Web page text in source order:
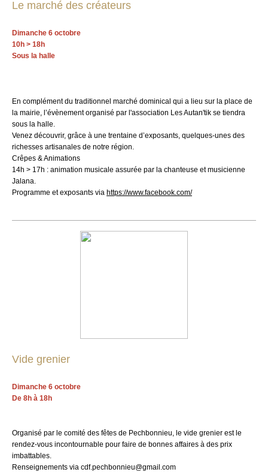
Le marché des créateurs
Dimanche 6 octobre
10h > 18h
Sous la halle
En complément du traditionnel marché dominical qui a lieu sur la place de
la mairie, l’évènement organisé par l'association Les Autan'tik se tiendra
sous la halle.
Venez découvrir, grâce à une trentaine d’exposants, quelques-unes des
richesses artisanales de notre région.
Crêpes & Animations
14h > 17h : animation musicale assurée par la chanteuse et musicienne
Jalana.
Programme et exposants via https://www.facebook.com/
Vide grenier
Dimanche 6 octobre
De 8h à 18h
Organisé par le comité des fêtes de Pechbonnieu, le vide grenier est le
rendez-vous incontournable pour faire de bonnes affaires à des prix
imbattables.
Renseignements via cdf.pechbonnieu@gmail.com